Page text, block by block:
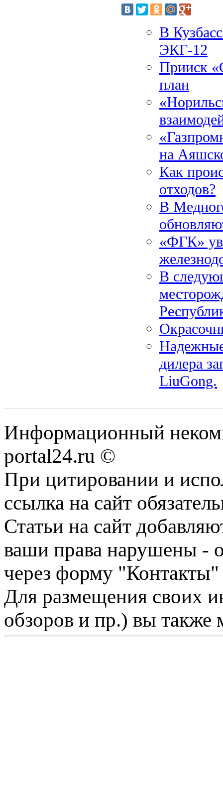
В
ЭКГ-12
Прииск
план
на
Как
отходов?
В
«ФГК»
В
дилера
LiuGong.
Информационный
portal24.ru ©
При цитировании и
ссылка на сайт
Статьи на сайт
ваши права нарушены -
через форму "Контакты"
Для размещения своих
обзоров и пр.) вы также